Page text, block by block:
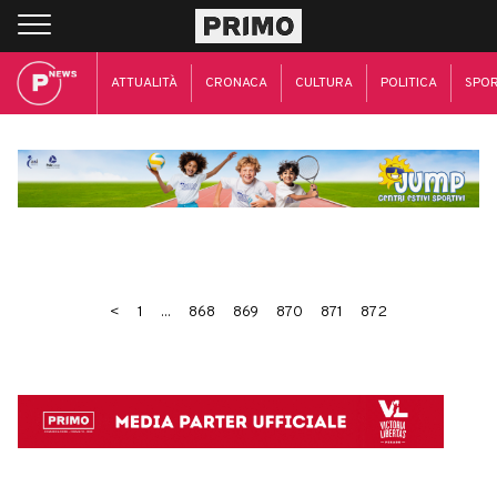
ATTUALITÀ CRONACA CULTURA POLITICA
< 1 ... 868 869 870 871 872